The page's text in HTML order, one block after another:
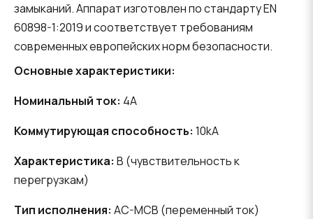
замыканий. Аппарат изготовлен по стандарту EN
60898-1:2019 и соответствует требованиям
современных европейских норм безопасности.
Основные характеристики:
Номинальный ток: 4A
Коммутирующая способность: 10kA
Характеристика: B (чувствительность к
перегрузкам)
Тип исполнения: AC-MCB (переменный ток)